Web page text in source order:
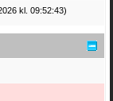
kl. 09:52:43)